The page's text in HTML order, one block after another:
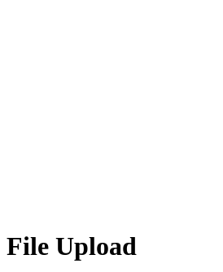
File Upload